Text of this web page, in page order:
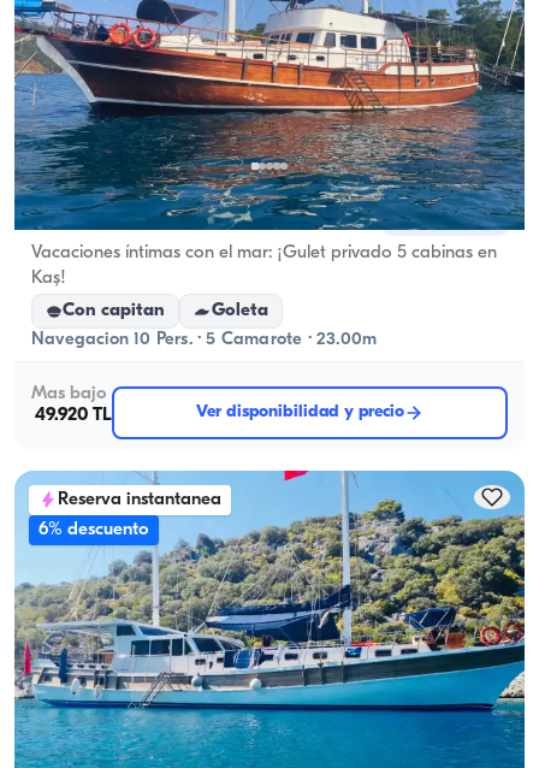
Kaş, Antalya Barco nuevo
Vacaciones íntimas con el mar: ¡Gulet privado 5 cabinas en
Kaş!
Con capitan
Goleta
Navegacion 10 Pers. · 5 Camarote · 23.00m
Mas bajo
49.920 TL
Ver disponibilidad y precio
Reserva instantanea
6% descuento